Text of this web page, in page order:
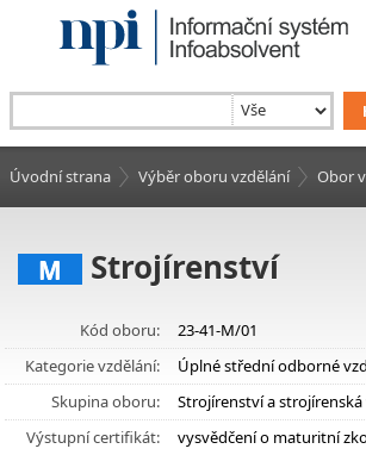
Úvodní strana Výběr oboru vzdělání Obor
M Strojírenství
Kód oboru:
23-41-M/01
Kategorie vzdělání:
Úplné střední odborné
Skupina oboru:
Strojírenství a strojírenská
Výstupní certifikát:
vysvědčení o maturitní